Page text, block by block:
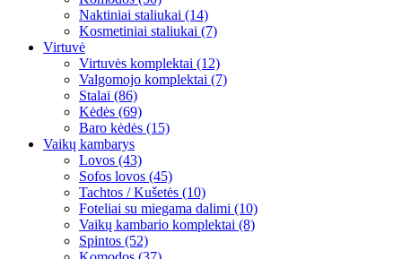
Naktiniai staliukai (14)
Kosmetiniai staliukai (7)
Virtuvė
Virtuvės komplektai (12)
Valgomojo komplektai (7)
Stalai (86)
Kėdės (69)
Baro kėdės (15)
Vaikų kambarys
Lovos (43)
Sofos lovos (45)
Tachtos / Kušetės (10)
Foteliai su miegama dalimi (10)
Vaikų kambario komplektai (8)
Spintos (52)